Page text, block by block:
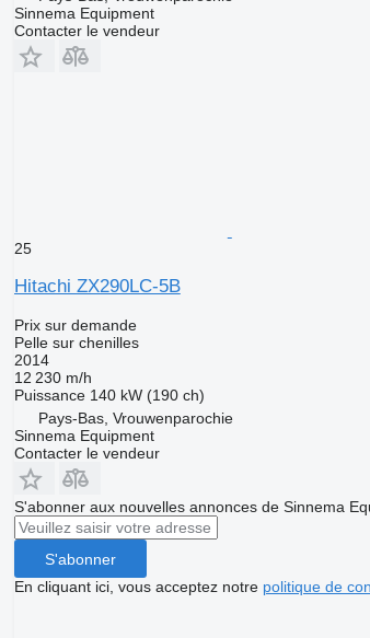
Sinnema Equipment
Contacter le vendeur
25
Hitachi ZX290LC-5B
Prix sur demande
Pelle sur chenilles
2014
12 230 m/h
Puissance 140 kW (190 ch)
Pays-Bas, Vrouwenparochie
Sinnema Equipment
Contacter le vendeur
S'abonner aux nouvelles annonces de Sinnema
S'abonner
En cliquant ici, vous acceptez notre politique de